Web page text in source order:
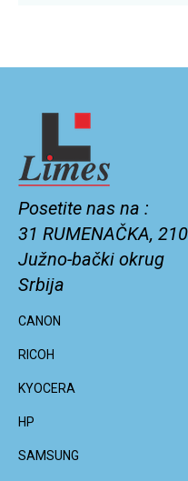
Posetite nas na :
31 RUMENAČKA,
Južno-bački okrug
Srbija
CANON
RICOH
KYOCERA
HP
SAMSUNG